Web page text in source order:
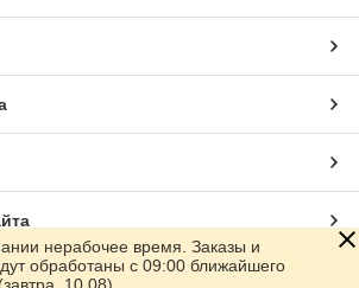
Satu.kz
нерабочее время. Заказы и
обработаны с 09:00 ближайшего